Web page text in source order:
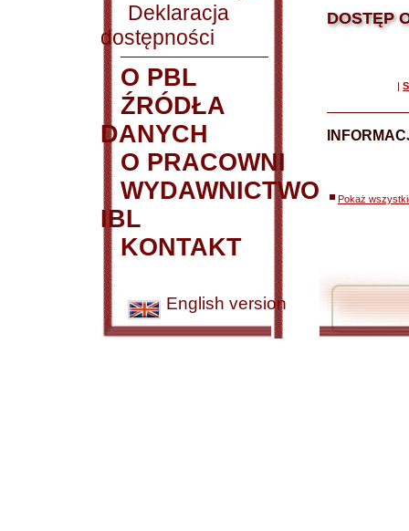
Deklaracja
dostępności
O PBL
ŹRÓDŁA
DANYCH
O PRACOWNI
WYDAWNICTWO
IBL
KONTAKT
English version
DOSTĘP
|
Pokaż